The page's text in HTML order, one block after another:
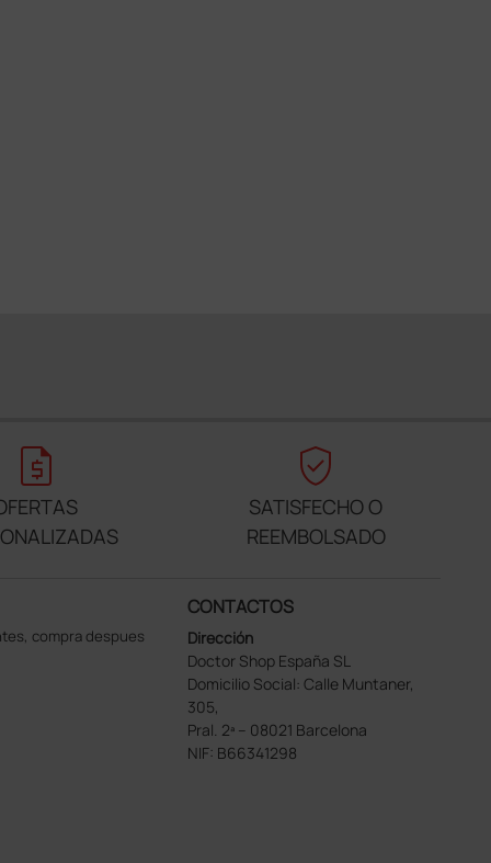
request_quote verified_user
SATISFECHO O
REEMBOLSADO
compra despues
CONTACTOS
Dirección
Doctor Shop España SL
Domicilio Social: Calle Muntaner,
305,
Pral. 2ª – 08021 Barcelona
NIF: B66341298